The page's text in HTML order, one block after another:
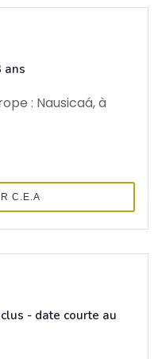
ans
: Nausicaá, à
C.E.A
- date courte au